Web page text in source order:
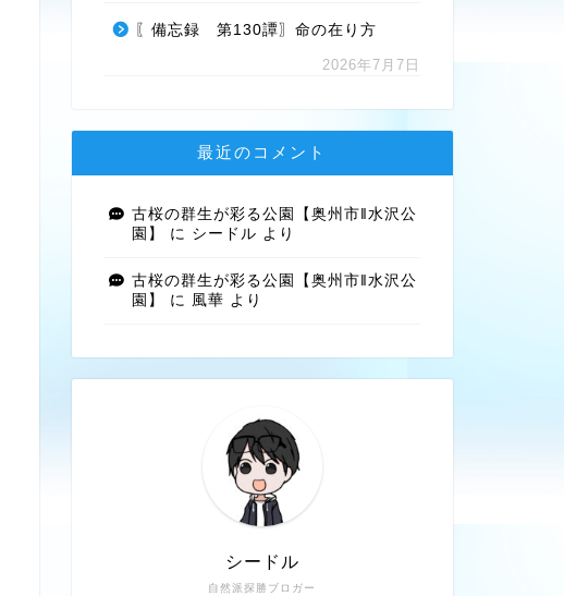
〖備忘録 第130譚〗命の在り方
2026年7月7日
最近のコメント
古桜の群生が彩る公園【奥州市‖水沢公
園】
に シードル より
古桜の群生が彩る公園【奥州市‖水沢公
園】
に 風華 より
自然派探勝ブロガー
シードル